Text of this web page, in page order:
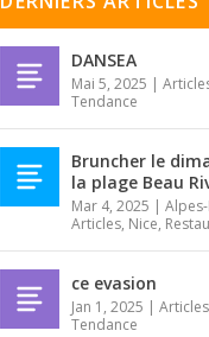
DANSEA
Mai 5, 2025 |
Tendance
Bruncher le
la plage Beau
Mar 4, 2025 |
Articles, Nice,
ce evasion
Jan 1, 2025 |Articles
Tendance